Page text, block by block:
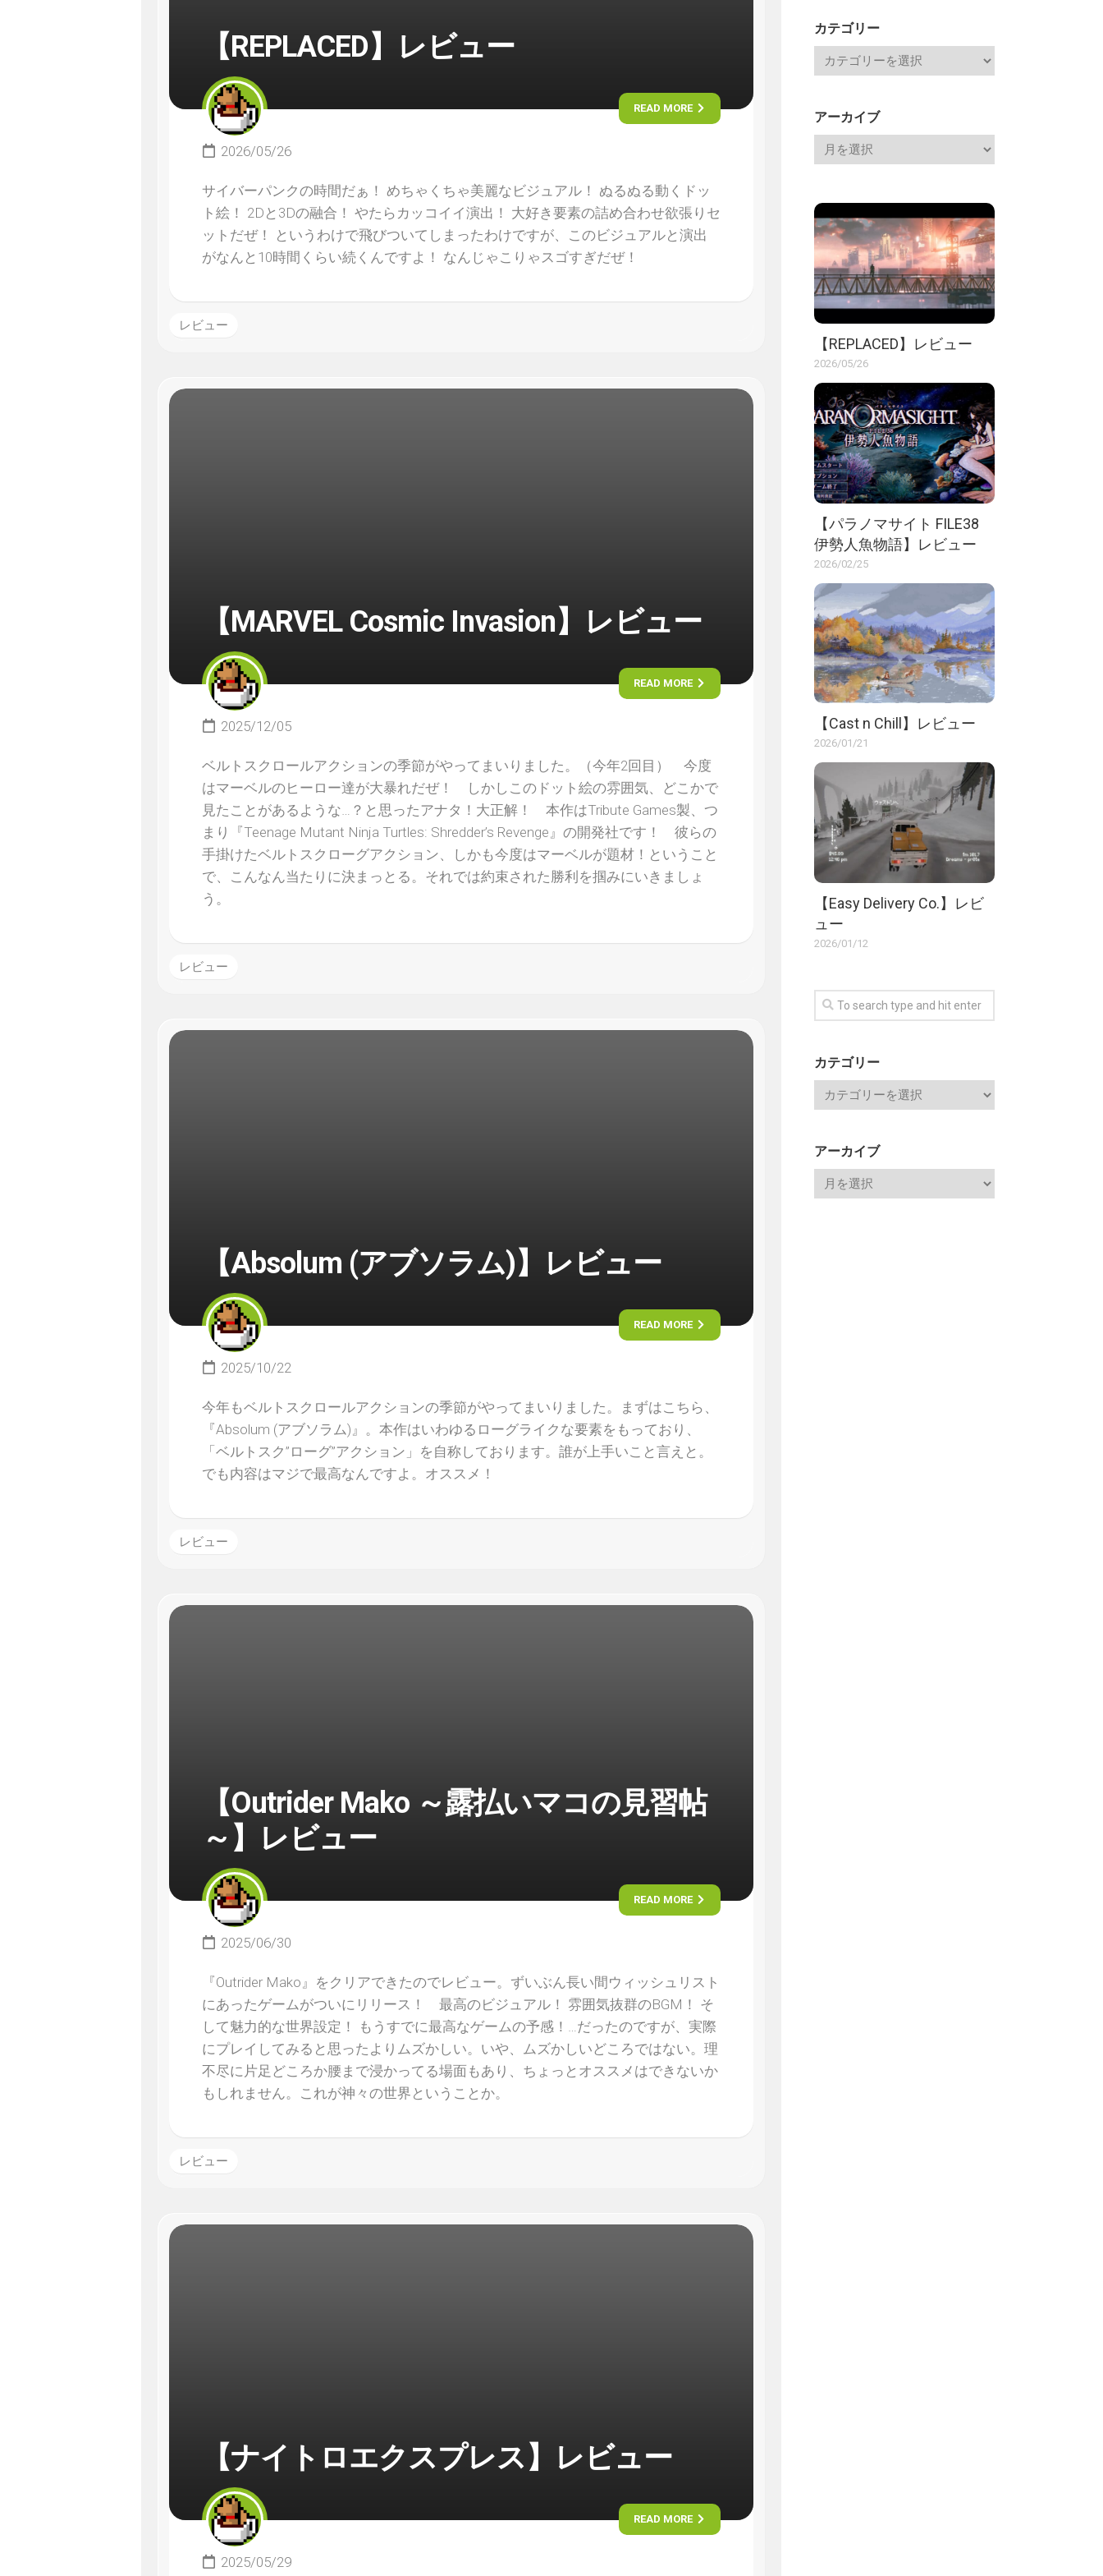
【REPLACED】レビュー
READ MORE
2026/05/26
サイバーパンクの時間だぁ！ めちゃくちゃ美麗なビジュアル！ ぬるぬる動くドッ
ト絵！ 2Dと3Dの融合！ やたらカッコイイ演出！ 大好き要素の詰め合わせ欲張りセ
ットだぜ！ というわけで飛びついてしまったわけですが、このビジュアルと演出
がなんと10時間くらい続くんですよ！ なんじゃこりゃスゴすぎだぜ！
レビュー
【MARVEL Cosmic Invasion】レビュー
READ MORE
2025/12/05
ベルトスクロールアクションの季節がやってまいりました。（今年2回目） 今度
はマーベルのヒーロー達が大暴れだぜ！ しかしこのドット絵の雰囲気、どこかで
見たことがあるような…？と思ったアナタ！大正解！ 本作はTribute Games製、つ
まり『Teenage Mutant Ninja Turtles: Shredder’s Revenge』の開発社です！ 彼らの
手掛けたベルトスクローグアクション、しかも今度はマーベルが題材！ということ
で、こんなん当たりに決まっとる。それでは約束された勝利を掴みにいきましょ
う。
レビュー
【Absolum (アブソラム)】レビュー
READ MORE
2025/10/22
今年もベルトスクロールアクションの季節がやってまいりました。まずはこちら、
『Absolum (アブソラム)』。本作はいわゆるローグライクな要素をもっており、
「ベルトスク”ローグ”アクション」を自称しております。誰が上手いこと言えと。
でも内容はマジで最高なんですよ。オススメ！
レビュー
【Outrider Mako ～露払いマコの見習帖
～】レビュー
READ MORE
2025/06/30
『Outrider Mako』をクリアできたのでレビュー。ずいぶん長い間ウィッシュリスト
にあったゲームがついにリリース！ 最高のビジュアル！ 雰囲気抜群のBGM！ そ
して魅力的な世界設定！ もうすでに最高なゲームの予感！…だったのですが、実際
にプレイしてみると思ったよりムズかしい。いや、ムズかしいどころではない。理
不尽に片足どころか腰まで浸かってる場面もあり、ちょっとオススメはできないか
もしれません。これが神々の世界ということか。
レビュー
【ナイトロエクスプレス】レビュー
READ MORE
2025/05/29
カテゴリー
アーカイブ
【REPLACED】レビュー
2026/05/26
【パラノマサイト FILE38
伊勢人魚物語】レビュー
2026/02/25
【Cast n Chill】レビュー
2026/01/21
【Easy Delivery Co.】レビ
ュー
2026/01/12
カテゴリー
アーカイブ